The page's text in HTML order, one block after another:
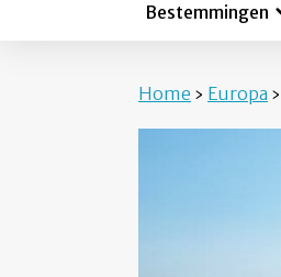
Bestemmingen
Home › Europa ›